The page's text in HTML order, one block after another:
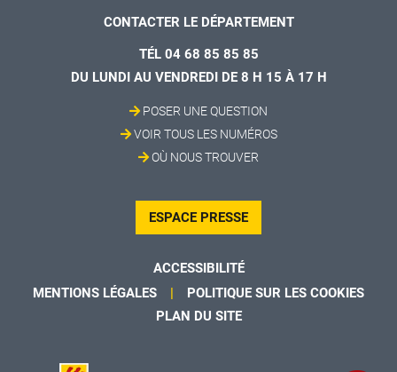
CONTACTER LE DÉPARTEMENT
TÉL 04 68 85 85 85
DU LUNDI AU VENDREDI DE 8 H 15 À 17 H
POSER UNE QUESTION
VOIR TOUS LES NUMÉROS
OÙ NOUS TROUVER
ESPACE PRESSE
ACCESSIBILITÉ
MENTIONS LÉGALES
POLITIQUE SUR LES COOKIES
PLAN DU SITE